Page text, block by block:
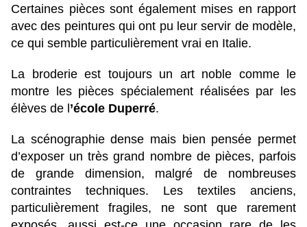
Certaines pièces sont également mises en rapport
avec des peintures qui ont pu leur servir de modèle,
ce qui semble particulièrement vrai en Italie.
La broderie est toujours un art noble comme le
montre les pièces spécialement réalisées par les
élèves de l ’école Duperré.
La scénographie dense mais bien pensée permet
d’exposer un très grand nombre de pièces, parfois
de grande dimension, malgré de nombreuses
contraintes techniques. Les textiles anciens,
particulièrement fragiles, ne sont que rarement